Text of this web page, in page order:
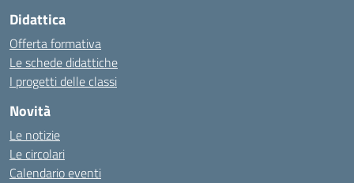
Didattica
Offerta formativa
Le schede didattiche
I progetti delle classi
Novità
Le notizie
Le circolari
Calendario eventi